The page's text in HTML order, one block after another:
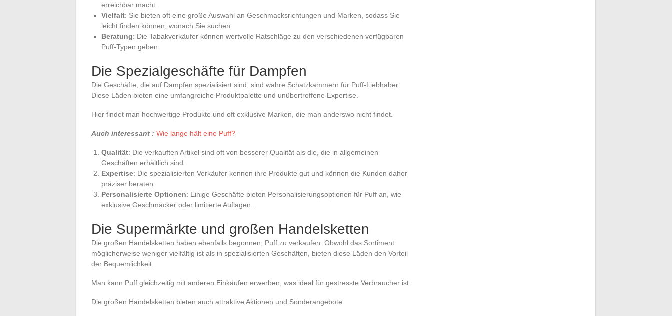
erreichbar macht.
Vielfalt: Sie bieten oft eine große Auswahl an Geschmacksrichtungen und Marken, sodass Sie
leicht finden können, wonach Sie suchen.
Beratung: Die Tabakverkäufer können wertvolle Ratschläge zu den verschiedenen verfügbaren
Puff-Typen geben.
Die Spezialgeschäfte für Dampfen
Die Geschäfte, die auf Dampfen spezialisiert sind, sind wahre Schatzkammern für Puff-Liebhaber.
Diese Läden bieten eine umfangreiche Produktpalette und unübertroffene Expertise.
Hier findet man hochwertige Produkte und oft exklusive Marken, die man anderswo nicht findet.
Auch interessant : Wie lange hält eine Puff?
Qualität: Die verkauften Artikel sind oft von besserer Qualität als die, die in allgemeinen
Geschäften erhältlich sind.
Expertise: Die spezialisierten Verkäufer kennen ihre Produkte gut und können die Kunden daher
präziser beraten.
Personalisierte Optionen: Einige Geschäfte bieten Personalisierungsoptionen für Puff an, wie
exklusive Geschmäcker oder limitierte Auflagen.
Die Supermärkte und großen Handelsketten
Die großen Handelsketten haben ebenfalls begonnen, Puff zu verkaufen. Obwohl das Sortiment
möglicherweise weniger vielfältig ist als in spezialisierten Geschäften, bieten diese Läden den Vorteil
der Bequemlichkeit.
Man kann Puff gleichzeitig mit anderen Einkäufen erwerben, was ideal für gestresste Verbraucher ist.
Die großen Handelsketten bieten auch attraktive Aktionen und Sonderangebote.